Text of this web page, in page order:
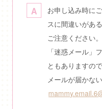
お申し込み時に
スに間違いがあ
ご注意ください。
「迷惑メール」
ともありますの
メールが届かな